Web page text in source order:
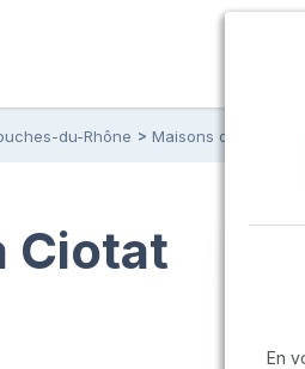
du-Rhône Maisons de retraite
Ciotat
En